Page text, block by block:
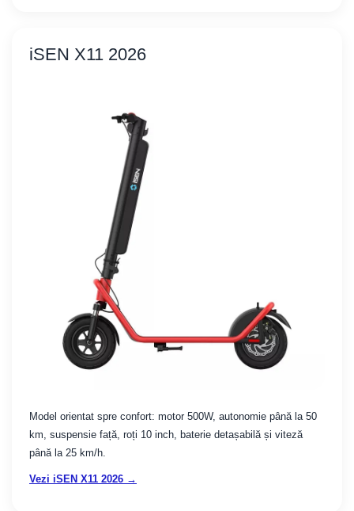
iSEN X11 2026
Model orientat spre confort: motor 500W, autonomie până la 50
km, suspensie față, roți 10 inch, baterie detașabilă și viteză
până la 25 km/h.
Vezi iSEN X11 2026 →